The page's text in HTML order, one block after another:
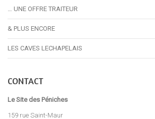
… UNE OFFRE TRAITEUR
& PLUS ENCORE
LES CAVES LECHAPELAIS
CONTACT
Le Site des Péniches
159 rue Saint-Maur